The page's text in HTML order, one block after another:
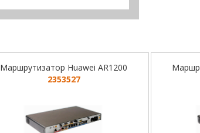
Маршрутизатор Huawei AR1200
2353527